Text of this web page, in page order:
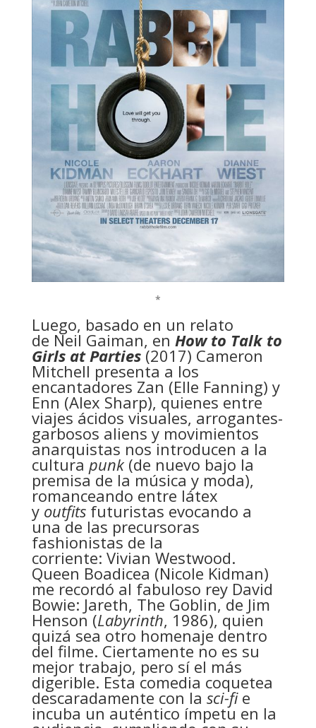
*
Luego, basado en un relato
de Neil Gaiman, en How to Talk to
Girls at Parties(2017) Cameron
Mitchell presenta a los
encantadores Zan (Elle Fanning) y
Enn (Alex Sharp), quienes entre
viajes ácidos visuales, arrogantes-
garbosos aliens y movimientos
anarquistas nos introducen a la
cultura punk(de nuevo bajo la
premisa de la música y moda),
romanceando entre látex
y outfitsfuturistas evocando a
una de las precursoras
fashionistas de la
corriente: Vivian Westwood.
Queen Boadicea (Nicole Kidman)
me recordó al fabuloso rey David
Bowie: Jareth, The Goblin, de Jim
Henson (Labyrinth, 1986), quien
quizá sea otro homenaje dentro
del filme. Ciertamente no es su
mejor trabajo, pero sí el más
digerible. Esta comedia coquetea
descaradamente con la sci-fi e
incuba un auténtico ímpetu en la